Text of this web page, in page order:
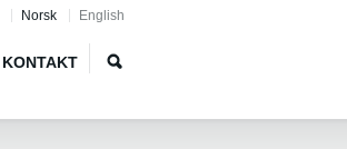
Norsk English
KONTAKT